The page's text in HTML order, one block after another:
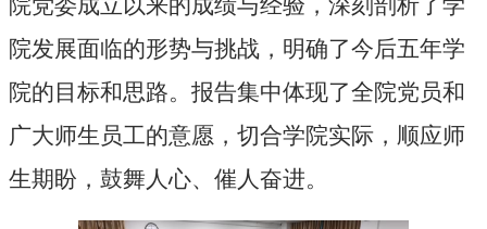
院党委成立以来的成绩与经验，深刻剖析了学
院发展面临的形势与挑战，明确了今后五年学
院的目标和思路。报告集中体现了全院党员和
广大师生员工的意愿， 切合学院实际，顺应师
生期盼， 鼓舞人心、催人奋进。